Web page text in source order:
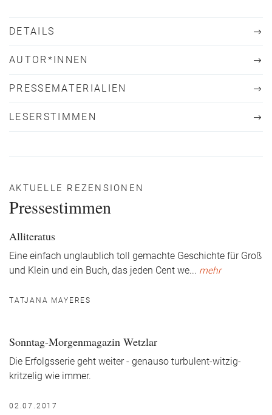
DETAILS
AUTOR*INNEN
PRESSEMATERIALIEN
LESERSTIMMEN
AKTUELLE REZENSIONEN
Pressestimmen
Alliteratus
Eine einfach unglaublich toll gemachte Geschichte für Groß
und Klein und ein Buch, das jeden Cent we... mehr
TATJANA MAYERES
Sonntag-Morgenmagazin Wetzlar
Die Erfolgsserie geht weiter - genauso turbulent-witzig-
kritzelig wie immer.
02.07.2017